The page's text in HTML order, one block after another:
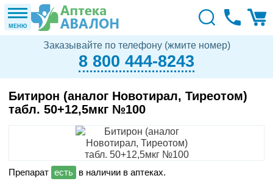
МЕНЮ
Заказывайте по телефону (жмите номер)
8 800 444-8243
Битирон (аналог Новотирал, Тиреотом)
табл. 50+12,5мкг №100
в наличии в аптеках.